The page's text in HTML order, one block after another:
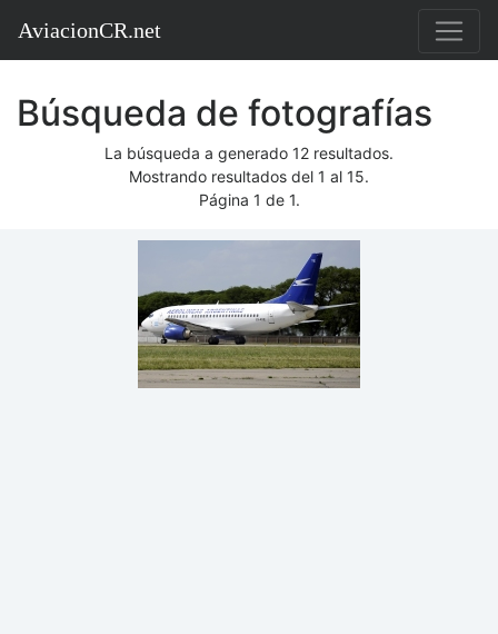
AviacionCR.net
Búsqueda de fotografías
La búsqueda a generado 12 resultados.
Mostrando resultados del 1 al 15.
Página 1 de 1.